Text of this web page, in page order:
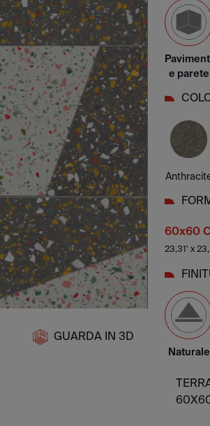
GUARDA IN 3D
e parete
60x60
23,31' x
Naturale